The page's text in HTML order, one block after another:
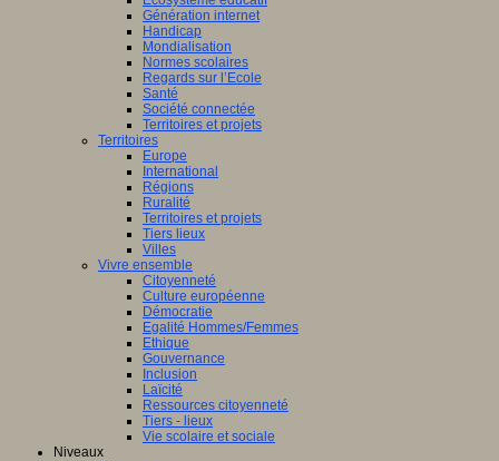
Génération internet
Handicap
Mondialisation
Normes scolaires
Regards sur l’Ecole
Santé
Société connectée
Territoires et projets
Territoires
Europe
International
Régions
Ruralité
Territoires et projets
Tiers lieux
Villes
Vivre ensemble
Citoyenneté
Culture européenne
Démocratie
Egalité Hommes/Femmes
Ethique
Gouvernance
Inclusion
Laïcité
Ressources citoyenneté
Tiers - lieux
Vie scolaire et sociale
Niveaux